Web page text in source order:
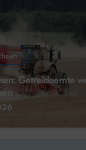
Getreideernte